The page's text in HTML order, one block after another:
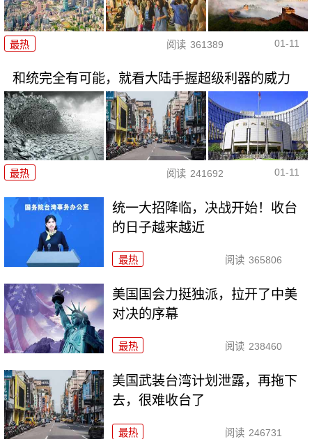
最热 阅读 361389 01-11
和统完全有可能，就看大陆手握超级利器的威力
最热 阅读 241692 01-11
统一大招降临，决战开始！收台
的日子越来越近
最热 阅读 365806
美国国会力挺独派，拉开了中美
对决的序幕
最热 阅读 238460
美国武装台湾计划泄露，再拖下
去，很难收台了
最热 阅读 246731